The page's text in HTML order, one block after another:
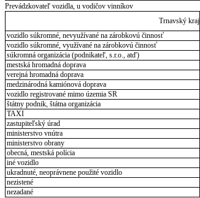
Prevádzkovateľ vozidla, u vodičov vinníkov
Trnavský kraj
vozidlo súkromné, nevyužívané na zárobkovú činnosť
vozidlo súkromné, využívané na zárobkovú činnosť
súkromná organizácia (podnikateľ, s.r.o., atď)
mestská hromadná doprava
verejná hromadná doprava
medzinárodná kamiónová doprava
vozidlo registrované mimo územia SR
štátny podnik, štátna organizácia
TAXI
zastupiteľský úrad
ministerstvo vnútra
ministerstvo obrany
obecná, mestská polícia
iné vozidlo
ukradnuté, neoprávnene použité vozidlo
nezistené
nezadané